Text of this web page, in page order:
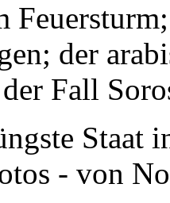
der
Fall
Staat
- von